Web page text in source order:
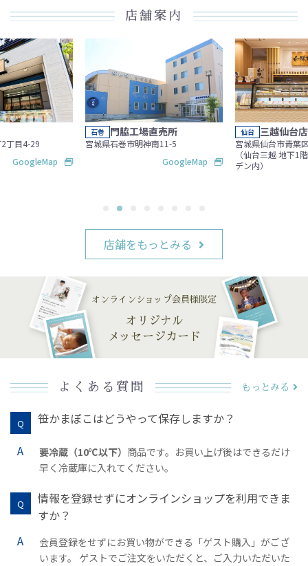
店舗案内
GoogleMap
目4-29
石巻 門脇工場直売所
GoogleMap
宮城県石巻市明神南11-5
仙台 三越仙台店
宮城県仙台市青葉
（仙台三越 地下1
デン内）
店舗をもっとみる
オンラインショップ会員様限定
オリジナル
メッセージカード
よくある質問 もっとみる
笹かまぼこはどうやって保存しますか？
要冷蔵（10℃以下） 商品です。お買い上げ後はできるだけ
早く冷蔵庫に入れてください。
情報を登録せずにオンラインショップを利用できま
すか？
会員登録をせずにお買い物ができる「ゲスト購入」がござ
います。 ゲストでご注文をいただくと、ご入力いただいた